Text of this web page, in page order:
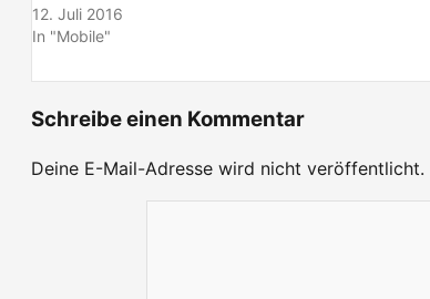
12. Juli 2016
In "Mobile"
Schreibe einen Kommentar
Deine E-Mail-Adresse wird nicht veröffentlicht.